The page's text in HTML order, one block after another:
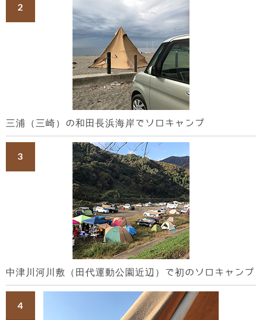
三浦（三崎）の和田長浜海岸でソロキャンプ
中津川河川敷（田代運動公園近辺）で初のソロキャンプ